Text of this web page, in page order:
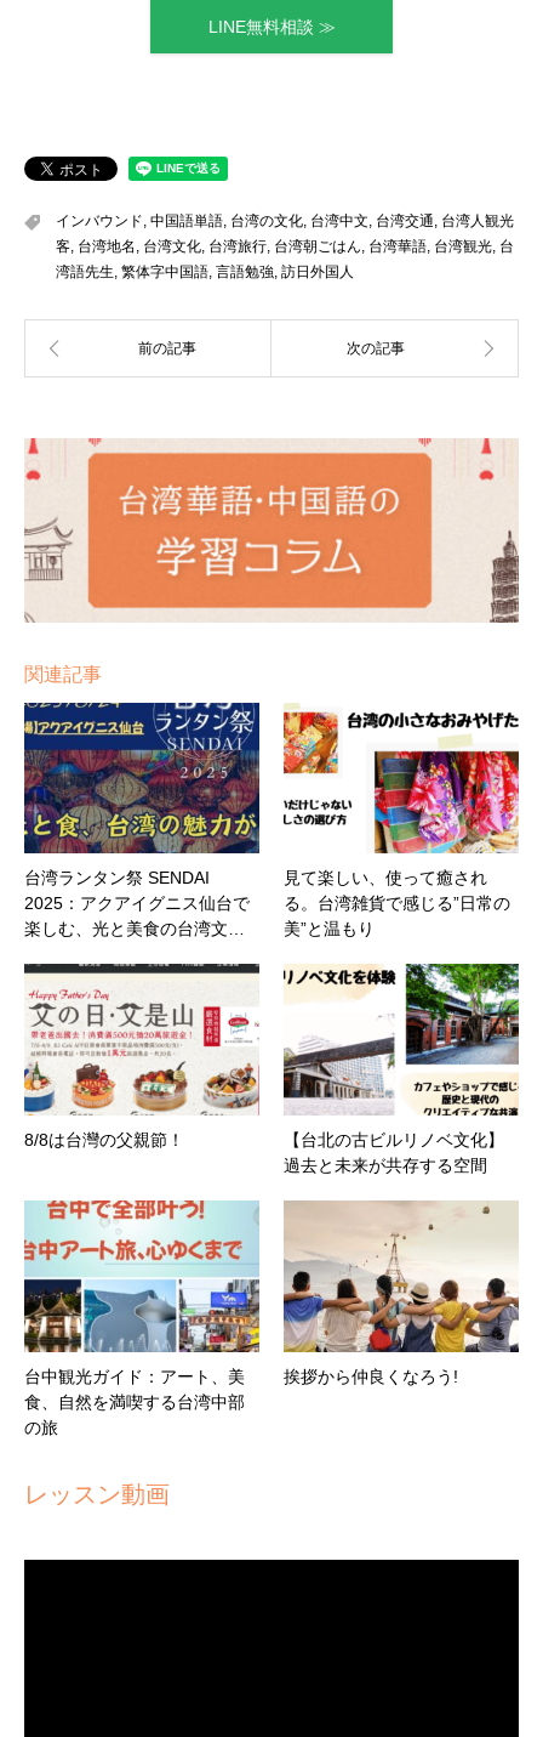
LINE無料相談 ≫
インバウンド 中国語単語 台湾の文化 台湾中文 台湾交通 台湾人観光
客 台湾地名 台湾文化 台湾旅行 台湾朝ごはん 台湾華語 台湾観光 台
湾語先生 繁体字中国語 言語勉強 訪日外国人
関連記事
台湾ランタン祭 SENDAI
2025：アクアイグニス仙台で
楽しむ、光と美食の台湾文…
見て楽しい、使って癒され
る。台湾雑貨で感じる”日常の
美”と温もり
8/8は台灣の父親節！
【台北の古ビルリノベ文化】
過去と未来が共存する空間
台中観光ガイド：アート、美
食、自然を満喫する台湾中部
の旅
挨拶から仲良くなろう!
レッスン動画